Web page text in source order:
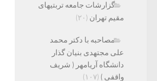
گزارشات جامعه تربتیهای
مقیم تهران (۲۰)
مصاحبه با دکتر محمد
علی مجتهدی بنیان گذار
دانشگاه آریامهر ( شریف
واقفی ) (۱۰۷)